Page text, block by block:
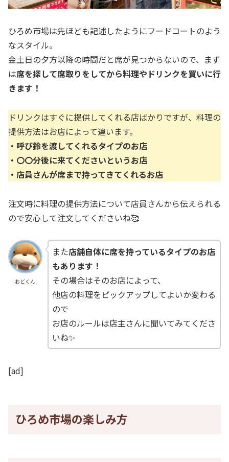
ひろめ市場は先ほども記述したようにフードコートのよう
なスタイル。
金土日の夕方以降の時間だと席が見つからないので、まず
は席を探して席取りをしてから料理やドリンクを買いに行
きます！
ドリンクはすぐに提供してくれる店ばかりですが、料理の
提供方法はお店によって違います。
・呼び鈴を渡してくれるタイプのお店
・〇〇分後に来てくださいというお店
・店員さんが席まで持ってきてくれるお店
注文時に料理の提供方法について店員さんから伝えられる
ので安心して注文してくださいね🥰
おどくん
また店舗自体に席を持っているタイプのお店
もあります！
その場合はそのお店によって、
他店の料理をピックアップしてよいか変わる
ので
お店のルールは店主さんに聞いてみてくださ
いね✨
[ad]
ひろめ市場の楽しみ方